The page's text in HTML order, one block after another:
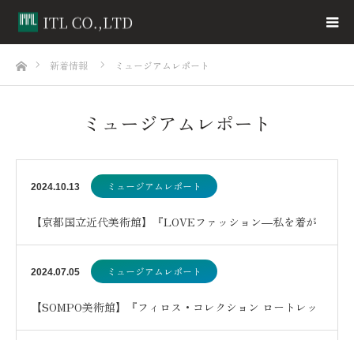
ホーム新着情報 ミュージアムレポート
ミュージアムレポート
2024.10.13 ミュージアムレポート
【京都国立近代美術館】『LOVEファッション―私を着が
えるとき』展
2024.07.05 ミュージアムレポート
【SOMPO美術館】『フィロス・コレクション ロートレッ